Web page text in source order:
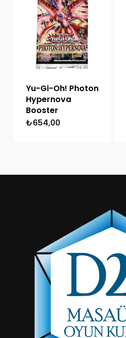
Yu-Gi-Oh! Photon
Hypernova
Booster
₺654,00